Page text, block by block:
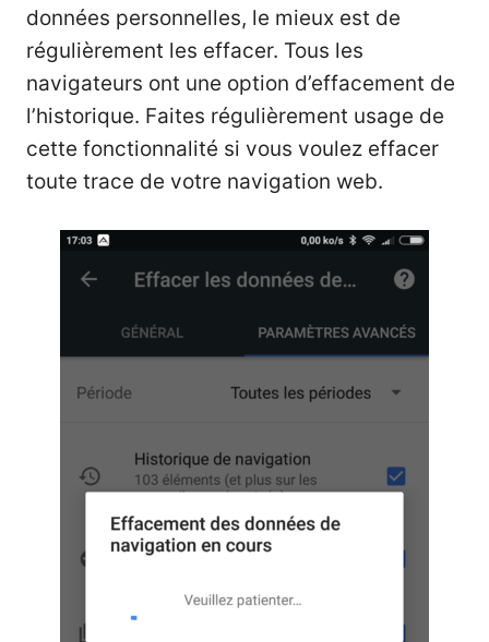
données personnelles, le mieux est de
régulièrement les effacer. Tous les
navigateurs ont une option d’effacement de
l’historique. Faites régulièrement usage de
cette fonctionnalité si vous voulez effacer
toute trace de votre navigation web.